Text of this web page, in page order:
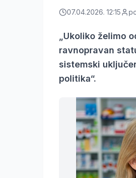
07.04.2026. 12:15
„Ukoliko želimo
ravnopravan
sistemski
politika“.